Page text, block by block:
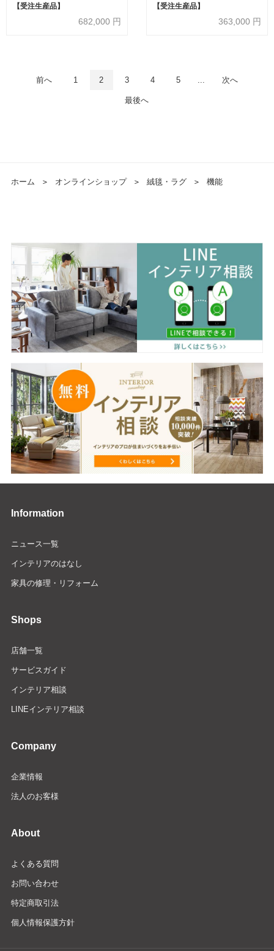
【受注生産品】
682,000 円
【受注生産品】
363,000 円
前へ 1 2 3 4 5 次へ
最後へ
ホーム ＞ オンラインショップ ＞ 絨毯・ラグ ＞ 機能
Information
ニュース一覧
インテリアのはなし
家具の修理・リフォーム
Shops
店舗一覧
サービスガイド
インテリア相談
LINEインテリア相談
Company
企業情報
法人のお客様
About
よくある質問
お問い合わせ
特定商取引法
個人情報保護方針